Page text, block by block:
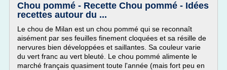
Chou pommé - Recette Chou pommé - Idées
recettes autour du ...
Le chou de Milan est un chou pommé qui se reconnaît
aisément par ses feuilles finement cloquées et sa résille de
nervures bien développées et saillantes. Sa couleur varie
du vert franc au vert bleuté. Le chou pommé alimente le
marché français quasiment toute l'année (mais fort peu en